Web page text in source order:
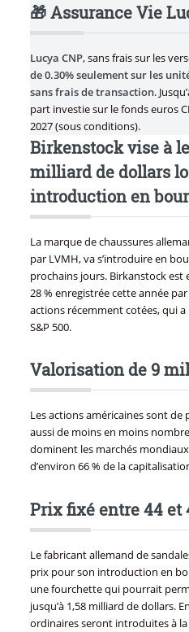
🎁 Assurance Vie
Lucya CNP, sans frais sur les
de 0.30% seulement sur les
sans frais de transaction.
part investie sur le fonds euros
2027 (sous conditions).
Birkenstock vise à
milliard de dollars
introduction en
La marque de chaussures
par LVMH, va s’introduire en
prochains jours. Birkanstock est
28 % enregistrée cette année par
actions récemment cotées, qui a
S&P 500.
Valorisation de 9
Les actions américaines sont
aussi de moins en moins
dominent les marchés
d’environ 66 % de la
Prix fixé entre 44 et
Le fabricant allemand de
prix pour son introduction en
une fourchette qui pourrait
jusqu’à 1,58 milliard de dollars.
ordinaires seront introduites à